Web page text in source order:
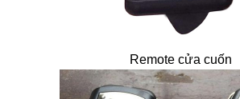
Remote cửa cuốn